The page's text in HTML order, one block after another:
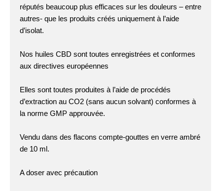
réputés beaucoup plus efficaces sur les douleurs – entre
autres- que les produits créés uniquement à l’aide
d’isolat.
Nos huiles CBD sont toutes enregistrées et conformes
aux directives européennes
Elles sont toutes produites à l’aide de procédés
d’extraction au CO2 (sans aucun solvant) conformes à
la norme GMP approuvée.
Vendu dans des flacons compte-gouttes en verre ambré
de 10 ml.
A doser avec précaution